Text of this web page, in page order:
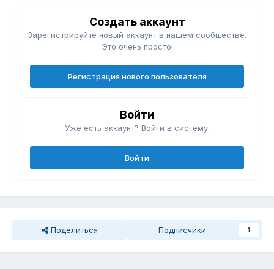
Создать аккаунт
Зарегистрируйте новый аккаунт в нашем сообществе.
Это очень просто!
Регистрация нового пользователя
Войти
Уже есть аккаунт? Войти в систему.
Войти
Поделиться Подписчики 1